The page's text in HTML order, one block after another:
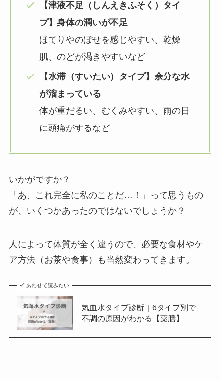
【津液不足（しんえきふそく）タイ
プ】身体の潤いが不足
ほてりやのぼせを感じやすい、乾燥
肌、のどが渇きやすいなど
【水滞（すいたい）タイプ】余分な水
が溜まっている
体が重だるい、むくみやすい、雨の日
に頭痛がするなど
いかがですか？
「あ、これ完全に私のことだ…！」って思うもの
が、いくつかあったのではないでしょうか？
人によって体質が全く違うので、必要な食材やケ
ア方法（お茶や食事）も当然変わってきます。
あわせて読みたい
気血水タイプ診断｜6タイプ別で
不調の原因がわかる【薬膳】